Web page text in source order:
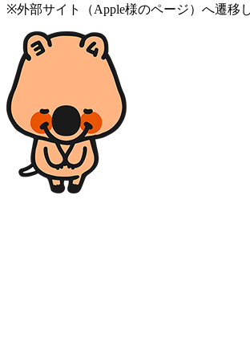
※外部サイト（Apple様のページ）へ遷移